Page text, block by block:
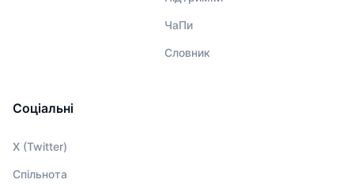
ЧаПи
Словник
Соціальні
X (Twitter)
Спільнота